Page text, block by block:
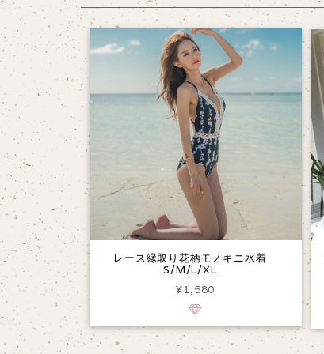
レース縁取り花柄モノキニ水着
S/M/L/XL
¥1,580